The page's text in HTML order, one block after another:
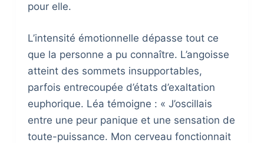
pour elle.
L’intensité émotionnelle dépasse tout ce
que la personne a pu connaître. L’angoisse
atteint des sommets insupportables,
parfois entrecoupée d’états d’exaltation
euphorique. Léa témoigne : « J’oscillais
entre une peur panique et une sensation de
toute-puissance. Mon cerveau fonctionnait